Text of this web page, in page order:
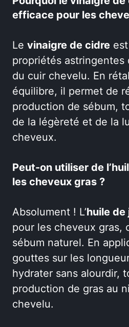
efficace pour les
Le vinaigre de cidre
propriétés astringentes
du cuir chevelu. En
équilibre, il permet de
production de sébum,
de la légèreté et de la
cheveux.
Peut-on utiliser de
les cheveux gras ?
Absolument ! L’huile de
pour les cheveux gras,
sébum naturel. En
gouttes sur les
hydrater sans alourdir,
production de gras au
chevelu.